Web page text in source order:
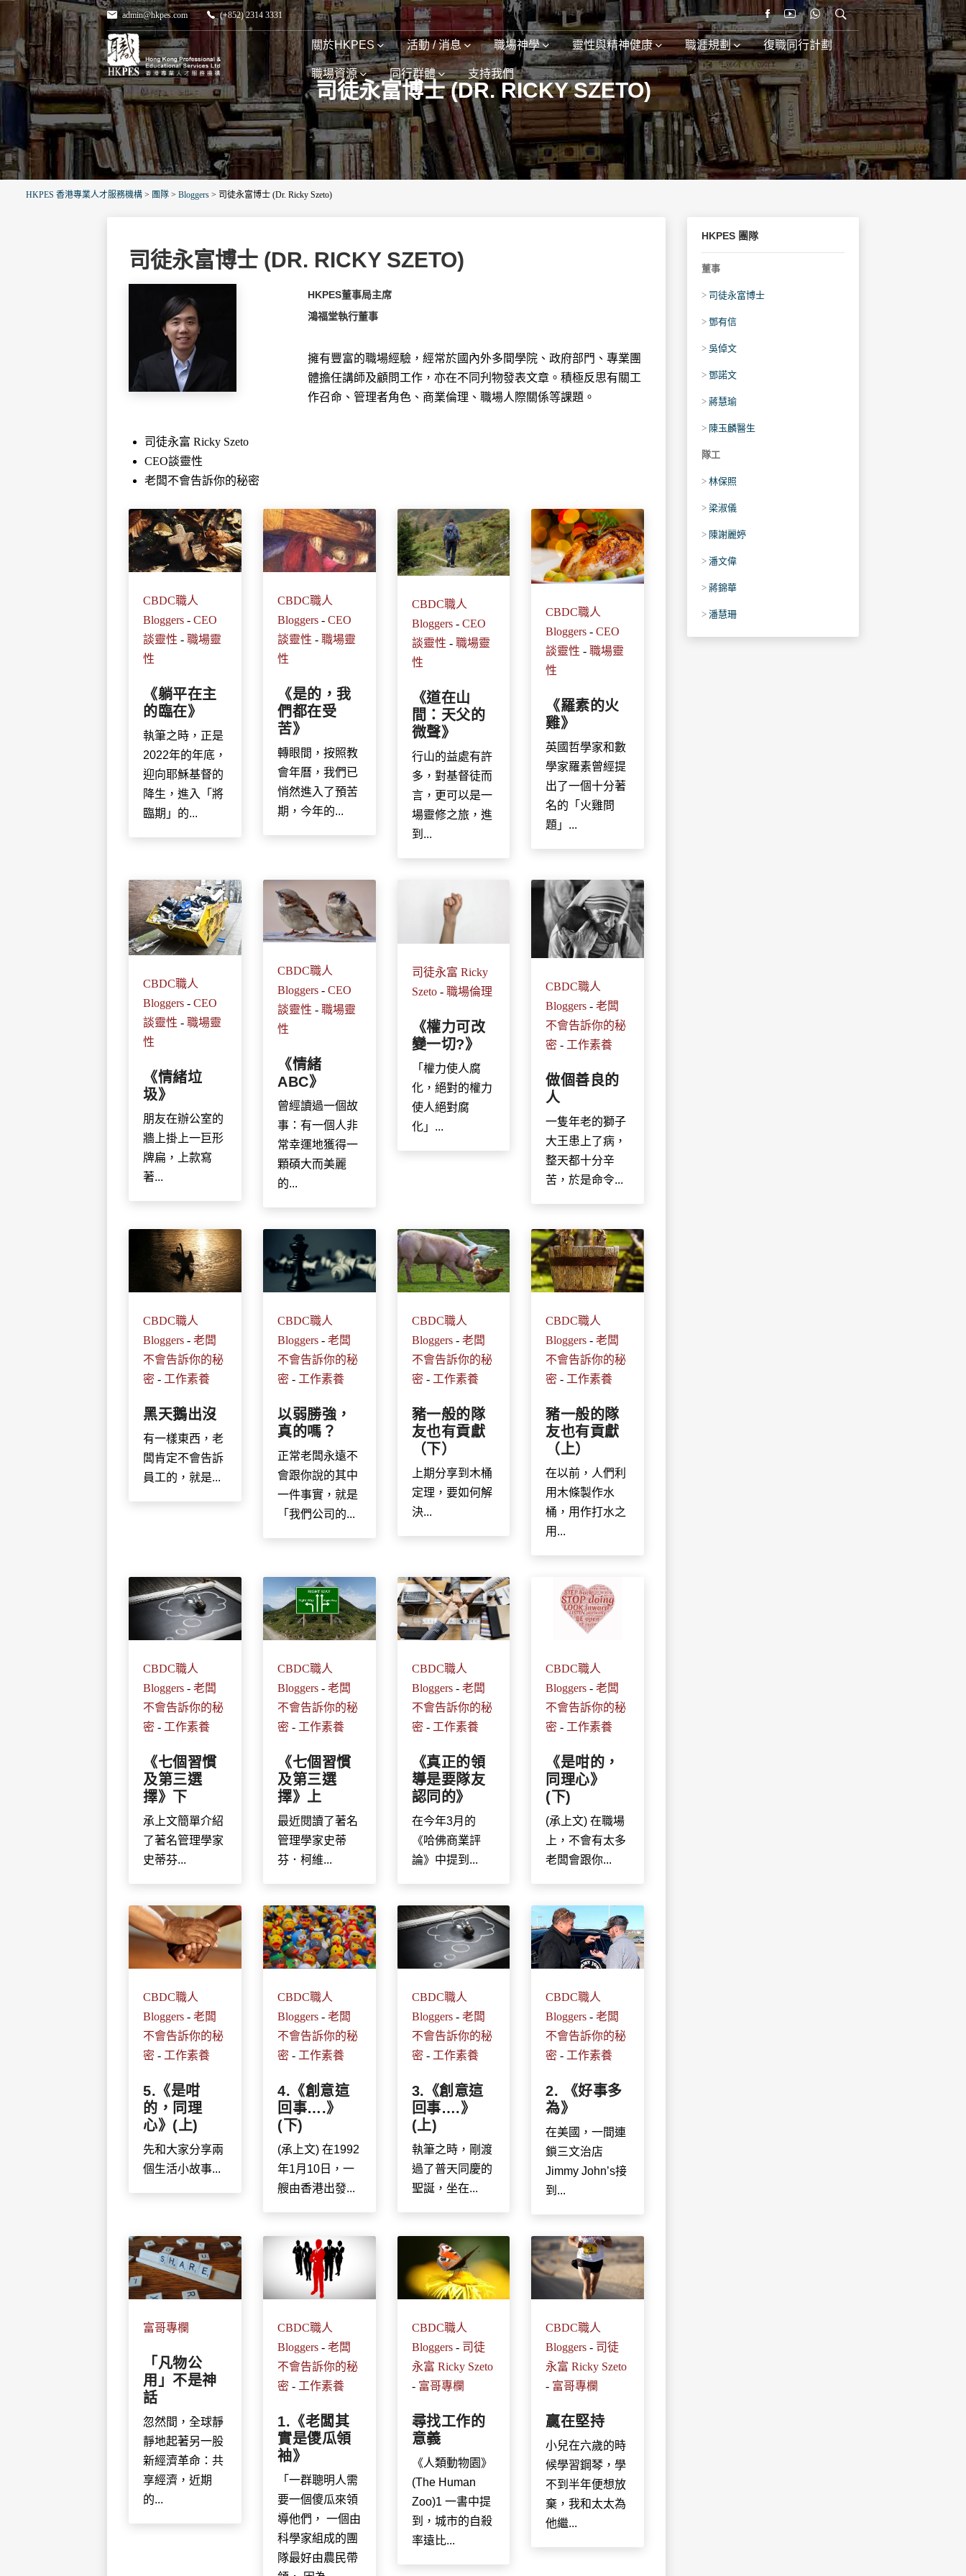
admin@hkpes.com (+852) 2314 3331
關於HKPES 活動 / 消息 職場神學 靈性與精神健康 職涯規劃 復職同行計劃
職場資源 同行群體 支持我們
司徒永富博士 (DR. RICKY SZETO)
HKPES 香港專業人才服務機構 > 團隊 > Bloggers > 司徒永富博士 (Dr. Ricky Szeto)
司徒永富博士 (DR. RICKY SZETO)
HKPES董事局主席
鴻福堂執行董事
擁有豐富的職場經驗，經常於國內外多間學院、政府部門、專業團
體擔任講師及顧問工作，亦在不同刋物發表文章。積極反思有關工
作召命、管理者角色、商業倫理、職場人際關係等課題。
司徒永富 Ricky Szeto
CEO談靈性
老闆不會告訴你的秘密
CBDC職人
Bloggers -CEO
談靈性 -職場靈
性
《躺平在主
的臨在》
執筆之時，正是
2022年的年底，
迎向耶穌基督的
降生，進入「將
臨期」的...
CBDC職人
Bloggers - CEO
談靈性 - 職場靈
性
《是的，我
們都在受
苦》
轉眼間，按照教
會年曆，我們已
悄然進入了預苦
期，今年的...
CBDC職人
Bloggers- CEO
談靈性 - 職場靈
性
《道在山
間：天父的
微聲》
行山的益處有許
多，對基督徒而
言，更可以是一
場靈修之旅，進
到...
CBDC職人
Bloggers -CEO
談靈性 -職場靈
性
《羅素的火
雞》
英國哲學家和數
學家羅素曾經提
出了一個十分著
名的「火雞問
題」...
CBDC職人
Bloggers -CEO
談靈性 -職場靈
性
《情緒垃
圾》
朋友在辦公室的
牆上掛上一巨形
牌扁，上款寫
著...
CBDC職人
Bloggers - CEO
談靈性 - 職場靈
性
《情緒
ABC》
曾經讀過一個故
事：有一個人非
常幸運地獲得一
顆碩大而美麗
的...
司徒永富 Ricky
Szeto- 職場倫理
《權力可改
變一切?》
「權力使人腐
化，絕對的權力
使人絕對腐
化」...
CBDC職人
Bloggers -老闆
不會告訴你的秘
密 - 工作素養
做個善良的
人
一隻年老的獅子
大王患上了病，
整天都十分辛
苦，於是命令...
CBDC職人
Bloggers -老闆
不會告訴你的秘
密 - 工作素養
黑天鵝出沒
有一樣東西，老
闆肯定不會告訴
員工的，就是...
CBDC職人
Bloggers - 老闆
不會告訴你的秘
密 - 工作素養
以弱勝強，
真的嗎？
正常老闆永遠不
會跟你說的其中
一件事實，就是
「我們公司的...
CBDC職人
Bloggers- 老闆
不會告訴你的秘
密 - 工作素養
豬一般的隊
友也有貢獻
（下）
上期分享到木桶
定理，要如何解
決...
CBDC職人
Bloggers -老闆
不會告訴你的秘
密 - 工作素養
豬一般的隊
友也有貢獻
（上）
在以前，人們利
用木條製作水
桶，用作打水之
用...
CBDC職人
Bloggers -老闆
不會告訴你的秘
密 - 工作素養
《七個習慣
及第三選
擇》下
承上文簡單介紹
了著名管理學家
史蒂芬...
CBDC職人
Bloggers - 老闆
不會告訴你的秘
密 - 工作素養
《七個習慣
及第三選
擇》上
最近閱讀了著名
管理學家史蒂
芬．柯維...
CBDC職人
Bloggers- 老闆
不會告訴你的秘
密 - 工作素養
《真正的領
導是要隊友
認同的》
在今年3月的
《哈佛商業評
論》中提到...
CBDC職人
Bloggers -老闆
不會告訴你的秘
密 - 工作素養
《是咁的，
同理心》
(下)
(承上文) 在職場
上，不會有太多
老闆會跟你...
CBDC職人
Bloggers -老闆
不會告訴你的秘
密 - 工作素養
5.《是咁
的，同理
心》(上)
先和大家分享兩
個生活小故事...
CBDC職人
Bloggers - 老闆
不會告訴你的秘
密 - 工作素養
4.《創意這
回事….》
(下)
(承上文) 在1992
年1月10日，一
艘由香港出發...
CBDC職人
Bloggers- 老闆
不會告訴你的秘
密 - 工作素養
3.《創意這
回事….》
(上)
執筆之時，剛渡
過了普天同慶的
聖誕，坐在...
CBDC職人
Bloggers -老闆
不會告訴你的秘
密 - 工作素養
2. 《好事多
為》
在美國，一間連
鎖三文治店
Jimmy John’s接
到...
富哥專欄
「凡物公
用」不是神
話
忽然間，全球靜
靜地起著另一股
新經濟革命：共
享經濟，近期
的...
CBDC職人
Bloggers - 老闆
不會告訴你的秘
密 - 工作素養
1.《老闆其
實是儍瓜領
袖》
「一群聰明人需
要一個傻瓜來領
導他們， 一個由
科學家組成的團
隊最好由農民帶
CBDC職人
Bloggers- 司徒
永富 Ricky Szeto
- 富哥專欄
尋找工作的
意義
《人類動物園》
(The Human
Zoo)1 一書中提
到，城市的自殺
率遠比...
CBDC職人
Bloggers - 司徒
永富 Ricky Szeto
- 富哥專欄
贏在堅持
小兒在六歲的時
候學習鋼琴，學
不到半年便想放
棄，我和太太為
他繼...
HKPES 團隊
董事
> 司徒永富博士
> 鄧有信
> 吳倬文
> 鄧諾文
> 蔣慧瑜
> 陳玉麟醫生
隊工
> 林保照
> 梁淑儀
> 陳謝麗婷
> 潘文偉
> 蔣錦華
> 潘慧珊